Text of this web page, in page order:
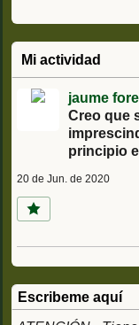
Mi actividad
jaume
Creo que
principio
20 de Jun. de 2020
Escribeme aquí